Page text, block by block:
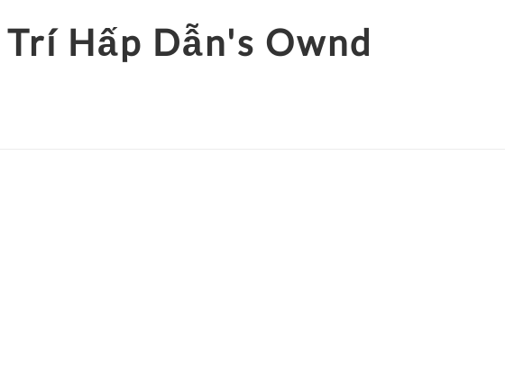
Hấp Dẫn's Ownd